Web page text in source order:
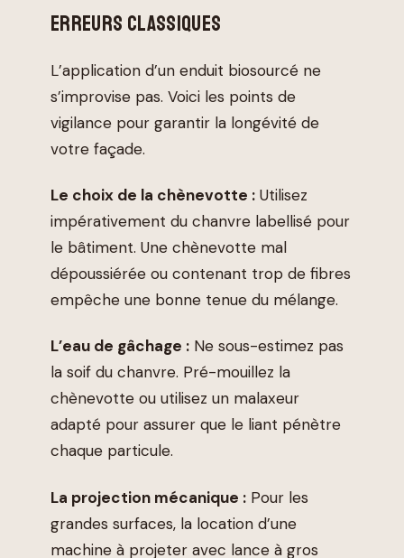
ERREURS CLASSIQUES
L’application d’un enduit biosourcé ne
s’improvise pas. Voici les points de
vigilance pour garantir la longévité de
votre façade.
Le choix de la chènevotte : Utilisez
impérativement du chanvre labellisé pour
le bâtiment. Une chènevotte mal
dépoussiérée ou contenant trop de fibres
empêche une bonne tenue du mélange.
L’eau de gâchage : Ne sous-estimez pas
la soif du chanvre. Pré-mouillez la
chènevotte ou utilisez un malaxeur
adapté pour assurer que le liant pénètre
chaque particule.
La projection mécanique : Pour les
grandes surfaces, la location d’une
machine à projeter avec lance à gros